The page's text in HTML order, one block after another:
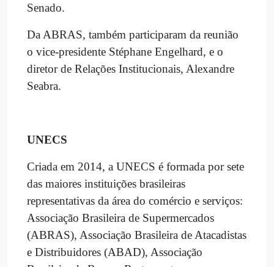
Senado.
Da ABRAS, também participaram da reunião
o vice-presidente Stéphane Engelhard, e o
diretor de Relações Institucionais, Alexandre
Seabra.
UNECS
Criada em 2014, a UNECS é formada por sete
das maiores instituições brasileiras
representativas da área do comércio e serviços:
Associação Brasileira de Supermercados
(ABRAS), Associação Brasileira de Atacadistas
e Distribuidores (ABAD), Associação